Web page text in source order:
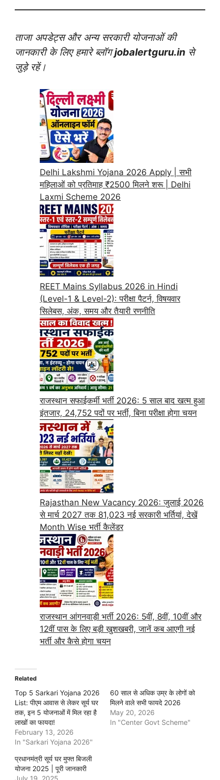
ताजा अपडेट्स और अन्य सरकारी योजनाओं की
जानकारी के लिए हमारे ब्लॉगjobalertguru.in से
जुड़े रहें।
Delhi Lakshmi Yojana 2026 Apply | सभी
महिलाओं को प्रतिमाह ₹2500 मिलने शरू | Delhi
Laxmi Scheme 2026
REET Mains Syllabus 2026 in Hindi
(Level-1 & Level-2): परीक्षा पैटर्न, विषयवार
सिलेबस, अंक, समय और तैयारी रणनीति
राजस्थान सफाईकर्मी भर्ती 2026: 5 साल बाद खत्म हुआ
इंतजार, 24,752 पदों पर भर्ती, बिना परीक्षा होगा चयन
Rajasthan New Vacancy 2026: जुलाई 2026
से मार्च 2027 तक 81,023 नई सरकारी भर्तियां, देखें
Month Wise भर्ती कैलेंडर
राजस्थान आंगनवाड़ी भर्ती 2026: 5वीं, 8वीं, 10वीं और
12वीं पास के लिए बड़ी खुशखबरी, जानें कब आएगी नई
भर्ती और कैसे होगा चयन
Related
Top 5 Sarkari Yojana 2026
List: पीएम आवास से लेकर सूर्य घर
तक, इन 5 योजनाओं में मिल रहा है
लाखों का फायदा!
February 13, 2026
In "Sarkari Yojana 2026"
60 साल से अधिक उम्र के लोगों को
मिलने वाले सभी फायदे 2026
May 20, 2026
In "Center Govt Scheme"
प्रधानमंत्री सूर्य घर मुफ्त बिजली
योजना 2025 | पूरी जानकारी
July 19, 2025